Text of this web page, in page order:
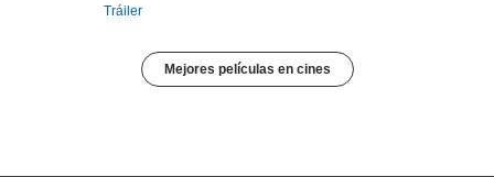
Tráiler
Mejores películas en cines